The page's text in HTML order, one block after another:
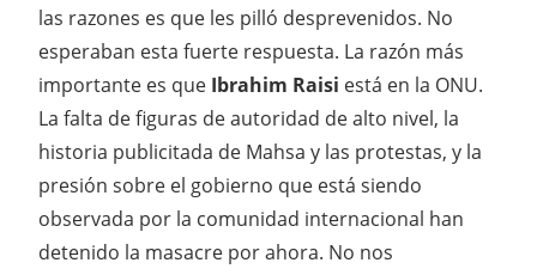
las razones es que les pilló desprevenidos. No
esperaban esta fuerte respuesta. La razón más
importante es que Ibrahim Raisi está en la ONU.
La falta de figuras de autoridad de alto nivel, la
historia publicitada de Mahsa y las protestas, y la
presión sobre el gobierno que está siendo
observada por la comunidad internacional han
detenido la masacre por ahora. No nos